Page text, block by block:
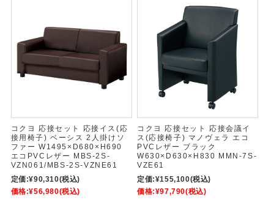
コクヨ 応接セット 応接イス(応
接用椅子) ベーシス 2人掛けソ
ファー W1495×D680×H690
エコPVCレザー MBS-2S-
VZN061/MBS-2S-VZNE61
定価:¥90,310(税込)
価格:¥56,980(税込)
コクヨ 応接セット 応接会議イ
ス(応接椅子) マノヴェラ エコ
PVCレザー ブラック
W630×D630×H830 MMN-7S-
VZE61
定価:¥155,100(税込)
価格:¥97,790(税込)